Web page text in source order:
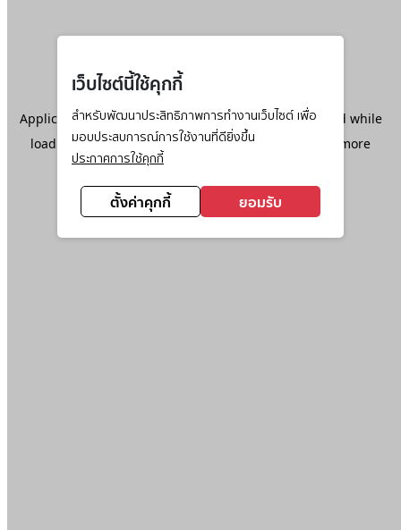
เว็บไซต์นี้ใช้คุกกี้
สำหรับพัฒนาประสิทธิภาพการทำงานเว็บไซต์ เพื่อ
มอบประสบการณ์การใช้งานที่ดียิ่งขึ้น
ประกาศการใช้คุกกี้
ตั้งค่าคุกกี้ ยอมรับ
Application error: aclient-side exception has occurred while
loadingwww.ktc.co.th(see the browser console
for more
information).